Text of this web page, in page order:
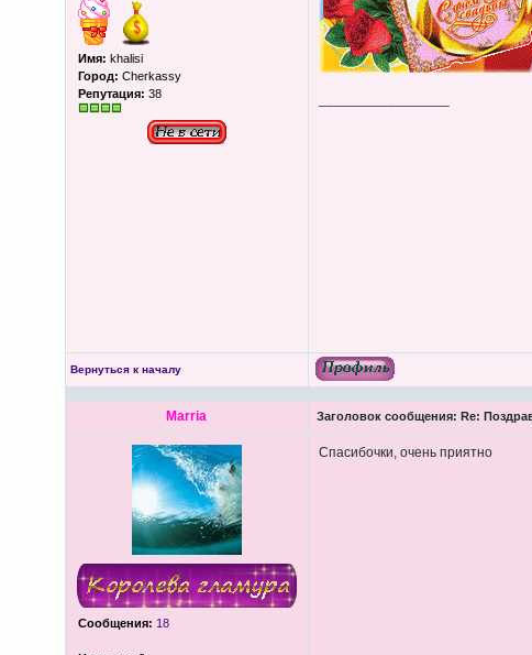
Имя: khalisi
Город: Cherkassy
Репутация: 38
Вернуться к началу
Marria Заголовок сообщения: Re:
Сообщения: 18
Спасибочки, очень приятно